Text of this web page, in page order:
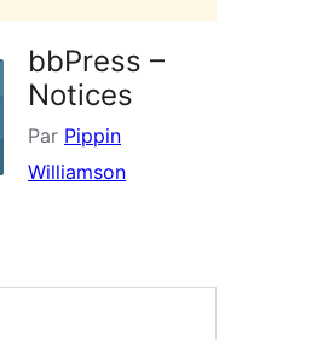
bbPress –
Notices
Par Pippin
Williamson